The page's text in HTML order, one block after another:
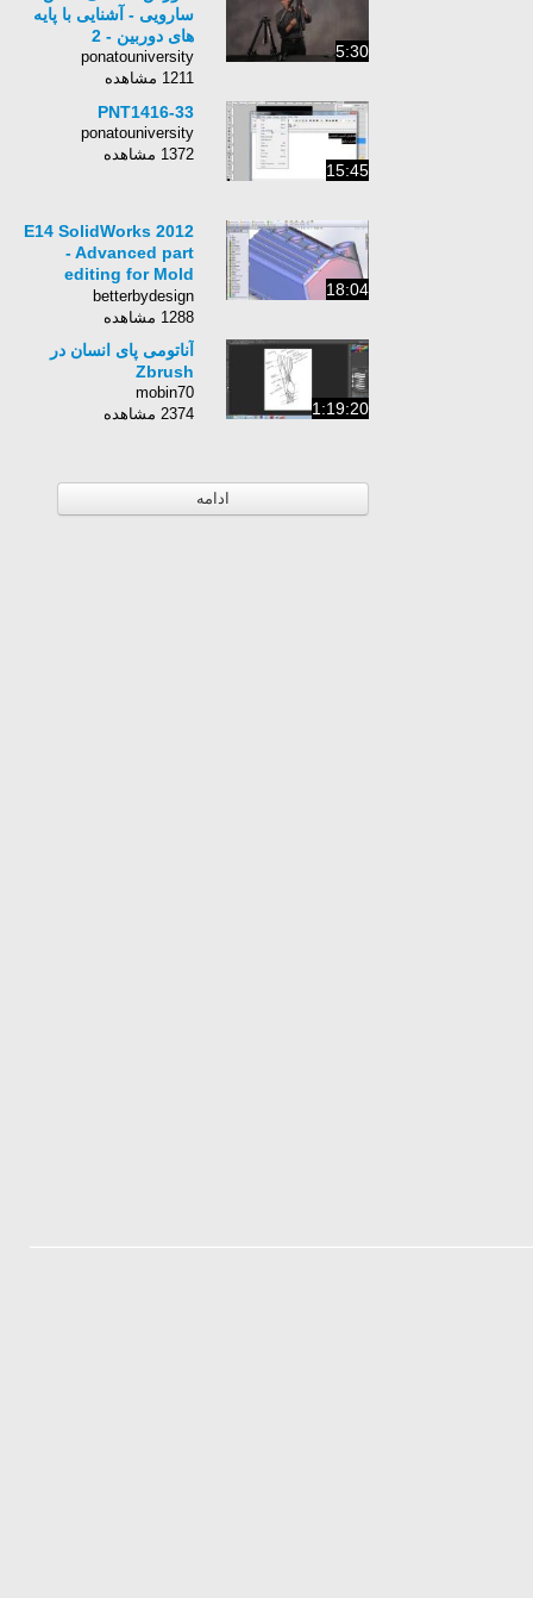
5:30
سارویی - آشنایی با پایه
های دوربین - 2
ponatouniversity
1211 مشاهده
15:45
PNT1416-33
ponatouniversity
1372 مشاهده
18:04
E14 SolidWorks 2012
- Advanced part
editing for Mold
Design
betterbydesign
1288 مشاهده
1:19:20
آناتومی پای انسان در
Zbrush
mobin70
2374 مشاهده
ادامه